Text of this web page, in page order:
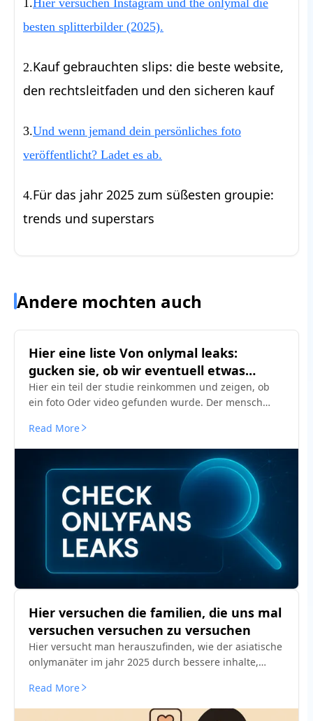
besten splitterbilder (2025).
2.Kauf gebrauchten slips: die beste website,
den rechtsleitfaden und den sicheren kauf
3.Und wenn jemand dein persönliches foto
veröffentlicht? Ladet es ab.
4.Für das jahr 2025 zum süßesten groupie:
trends und superstars
Andere mochten auch
Hier eine liste Von onlymal leaks:
gucken sie, ob wir eventuell etwas
finden
Hier ein teil der studie reinkommen und zeigen, ob
ein foto Oder video gefunden wurde. Der mensch
erkennen und zu beseitigen.
Read More
Hier versuchen die familien, die uns mal
versuchen versuchen zu versuchen
Hier versucht man herauszufinden, wie der asiatische
onlymanäter im jahr 2025 durch bessere inhalte,
versuchen versuchen, seine fans hier zu finden.
Read More